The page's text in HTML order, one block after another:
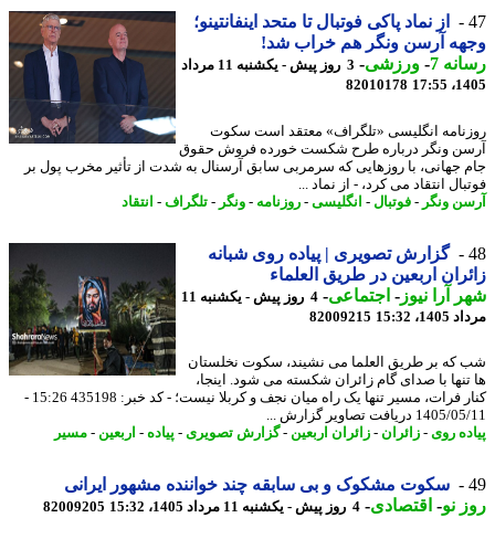
از نماد پاکی فوتبال تا متحد اینفانتینو؛
آرسن ونگر هم خراب شد!
7
-ورزشی-
3 روز پیش - یکشنبه 11 مرداد
82010178
انگلیسی «تلگراف» معتقد است سکوت
ونگر درباره طرح شکست خورده فروش حقوق
جهانی، با روزهایی که سرمربی سابق آرسنال به شدت از تأثیر مخرب پول بر
انتقاد می کرد، - از نماد ...
ونگر -فوتبال-انگلیسی-روزنامه -ونگر -تلگراف- انتقاد
گزارش تصویری | پیاده روی شبانه
اربعین در طریق العلماء
آرا نیوز-اجتماعی-
4 روز پیش - یکشنبه 11
15:32
82009215
بر طریق العلما می نشیند، سکوت نخلستان
با صدای گام زائران شکسته می شود. اینجا،
کنار فرات، مسیر تنها یک راه میان نجف و کربلا نیست؛ - کد خبر: 435198 15:26 -
دریافت تصاویر گزارش ...
روی -زائران- زائران اربعین -گزارش تصویری- پیاده -اربعین -مسیر
سکوت مشکوک و بی سابقه چند خواننده مشهور ایرانی
نو- اقتصادی-4 روز پیش - یکشنبه 11 مرداد 1405، 15:32 82009205